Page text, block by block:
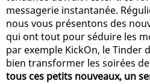
messagerie instantanée.
nous vous présentons des
qui ont tout pour séduire les
par exemple KickOn, le Tinder
bien transformer les soirées
tous ces petits nouveaux, un